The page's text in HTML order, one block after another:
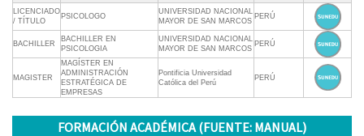
LICENCIADO
/ TÍTULO
PSICOLOGO
UNIVERSIDAD NACIONAL
MAYOR DE SAN MARCOS
PERÚ
BACHILLER
BACHILLER EN
PSICOLOGIA
UNIVERSIDAD NACIONAL
MAYOR DE SAN MARCOS
PERÚ
MAGISTER
MAGÍSTER EN
ADMINISTRACIÓN
ESTRATÉGICA DE
EMPRESAS
Pontificia Universidad
Católica del Perú
PERÚ
FORMACIÓN ACADÉMICA (FUENTE: MANUAL)